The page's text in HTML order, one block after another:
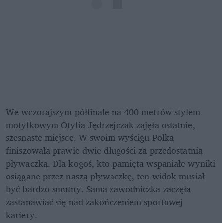
We wczorajszym półfinale na 400 metrów stylem
motylkowym Otylia Jędrzejczak zajęła ostatnie,
szesnaste miejsce. W swoim wyścigu Polka
finiszowała prawie dwie długości za przedostatnią
pływaczką. Dla kogoś, kto pamięta wspaniałe wyniki
osiągane przez naszą pływaczkę, ten widok musiał
być bardzo smutny. Sama zawodniczka zaczęła
zastanawiać się nad zakończeniem sportowej
kariery.